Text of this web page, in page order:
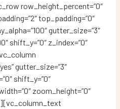
row_height_percent=”0″
top_padding=”0″
gutter_size=”3″
shift_y=”0″ z_index=”0″
gutter_size=”3″
shift_y=”0″
zoom_height=”0″